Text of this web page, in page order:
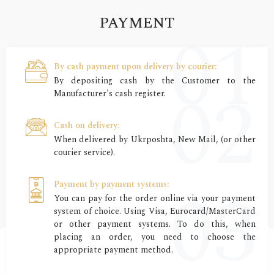
PAYMENT
By cash payment upon delivery by courier:
By depositing cash by the Customer to the
Manufacturer's cash register.
Cash on delivery:
When delivered by Ukrposhta, New Mail, (or other
courier service).
Payment by payment systems:
You can pay for the order online via your payment
system of choice. Using Visa, Eurocard/MasterCard
or other payment systems. To do this, when
placing an order, you need to choose the
appropriate payment method.